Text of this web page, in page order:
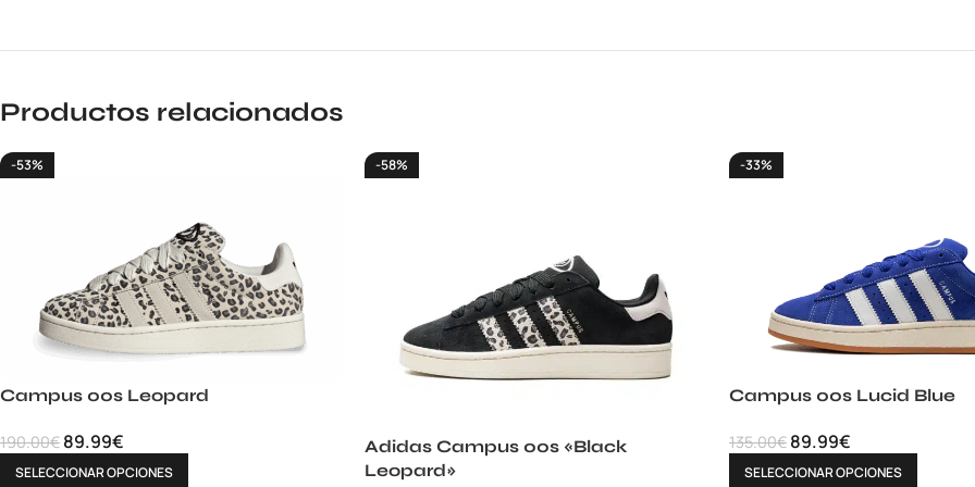
Productos relacionados
-53%
Campus 00s Leopard
190.00€ 89.99€
SELECCIONAR OPCIONES
-58%
Adidas Campus 00s «Black
Leopard»
-33%
Campus 00s Lucid Blue
135.00€ 89.99€
SELECCIONAR OPCIONES